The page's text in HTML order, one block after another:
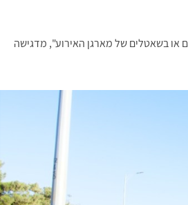
או בשאטלים של מארגן האירוע", מדגישה